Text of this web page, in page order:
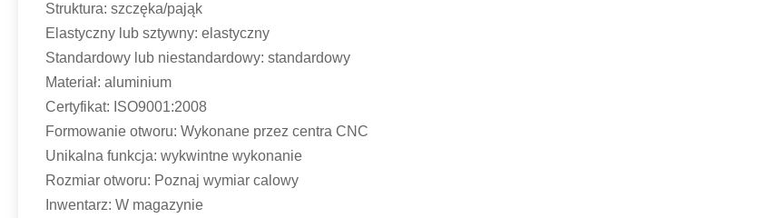
Struktura: szczęka/pająk
Elastyczny lub sztywny: elastyczny
Standardowy lub niestandardowy: standardowy
Materiał: aluminium
Certyfikat: ISO9001:2008
Formowanie otworu: Wykonane przez centra CNC
Unikalna funkcja: wykwintne wykonanie
Rozmiar otworu: Poznaj wymiar calowy
Inwentarz: W magazynie